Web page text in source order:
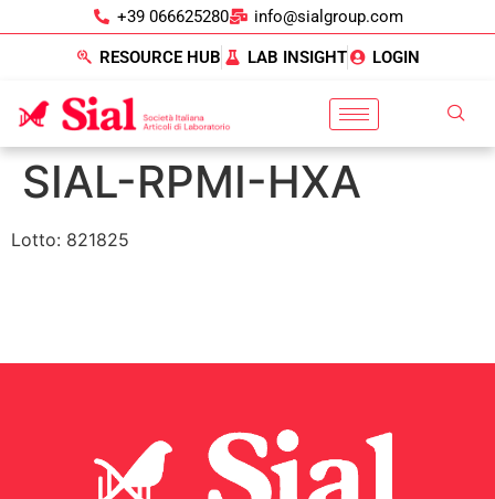
+39 066625280 info@sialgroup.com
RESOURCE HUB LAB INSIGHT LOGIN
SIAL-RPMI-HXA
Lotto: 821825